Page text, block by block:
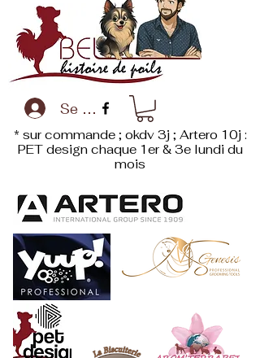
Se connecter
* sur commande ; okdv 3j ; Artero 10j :
PET designchaque 1er & 3e lundi du
mois